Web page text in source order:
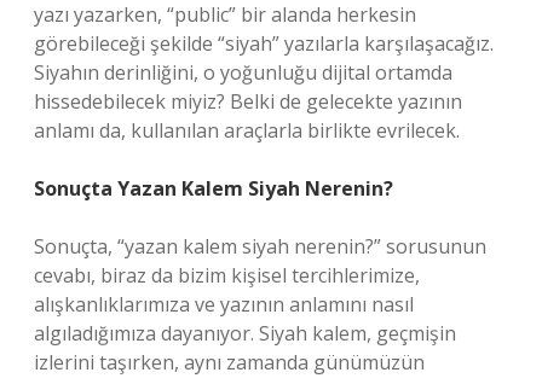
yazı yazarken, “public” bir alanda herkesin
görebileceği şekilde “siyah” yazılarla karşılaşacağız.
Siyahın derinliğini, o yoğunluğu dijital ortamda
hissedebilecek miyiz? Belki de gelecekte yazının
anlamı da, kullanılan araçlarla birlikte evrilecek.
Sonuçta Yazan Kalem Siyah Nerenin?
Sonuçta, “yazan kalem siyah nerenin?” sorusunun
cevabı, biraz da bizim kişisel tercihlerimize,
alışkanlıklarımıza ve yazının anlamını nasıl
algıladığımıza dayanıyor. Siyah kalem, geçmişin
izlerini taşırken, aynı zamanda günümüzün